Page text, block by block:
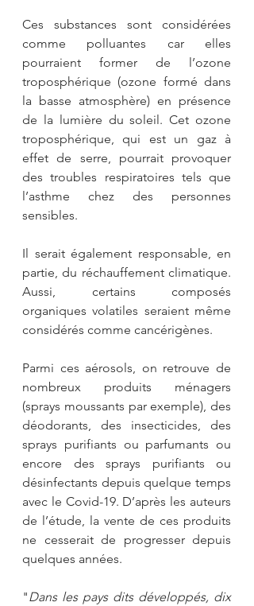
Ces substances sont considérées
comme polluantes car elles
pourraient former de l’ozone
troposphérique (ozone formé dans
la basse atmosphère) en présence
de la lumière du soleil. Cet ozone
troposphérique, qui est un gaz à
effet de serre, pourrait provoquer
des troubles respiratoires tels que
l’asthme chez des personnes
sensibles.
Il serait également responsable, en
partie, du réchauffement climatique.
Aussi, certains composés
organiques volatiles seraient même
considérés comme cancérigènes.
Parmi ces aérosols, on retrouve de
nombreux produits ménagers
(sprays moussants par exemple), des
déodorants, des insecticides, des
sprays purifiants ou parfumants ou
encore des sprays purifiants ou
désinfectants depuis quelque temps
avec le Covid-19. D’après les auteurs
de l’étude, la vente de ces produits
ne cesserait de progresser depuis
quelques années.
"Dans les pays dits développés, dix